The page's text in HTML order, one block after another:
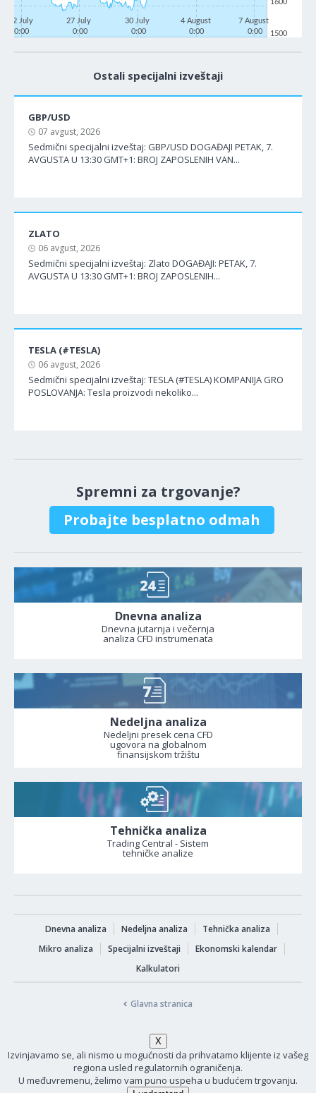
22 July
0:00
27 July
0:00
30 July
0:00
4 August
0:00
7 August
0:00
1500
1600
Ostali specijalni izveštaji
GBP/USD
07 avgust, 2026
Sedmični specijalni izveštaj: GBP/USD DOGAĐAJI PETAK, 7.
AVGUSTA U 13:30 GMT+1: BROJ ZAPOSLENIH VAN...
ZLATO
06 avgust, 2026
Sedmični specijalni izveštaj: Zlato DOGAĐAJI: PETAK, 7.
AVGUSTA U 13:30 GMT+1: BROJ ZAPOSLENIH...
TESLA (#TESLA)
06 avgust, 2026
Sedmični specijalni izveštaj: TESLA (#TESLA) KOMPANIJA GRO
POSLOVANJA: Tesla proizvodi nekoliko...
Spremni za trgovanje?
Probajte besplatno odmah
Dnevna analiza
Dnevna jutarnja i večernja
analiza CFD instrumenata
Nedeljna analiza
Nedeljni presek cena CFD
ugovora na globalnom
finansijskom tržištu
Tehnička analiza
Trading Central - Sistem
tehničke analize
Dnevna analiza Nedeljna analiza
Tehnička analiza
Mikro analiza
Specijalni izveštaji
Ekonomski kalendar
Kalkulatori
Glavna stranica
Izvinjavamo se, ali nismo u mogućnosti da prihvatamo klijente iz vašeg
regiona usled regulatornih ograničenja.
U međuvremenu, želimo vam puno uspeha u budućem trgovanju.